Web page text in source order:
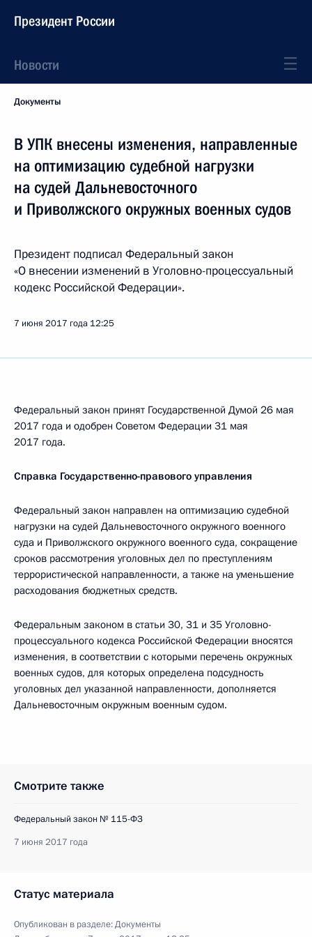
Президент России
Новости
Документы
В УПК внесены изменения, направленные
на оптимизацию судебной нагрузки
на судей Дальневосточного
и Приволжского окружных военных судов
Президент подписал Федеральный закон
«О внесении изменений в Уголовно-процессуальный
кодекс Российской Федерации».
7 июня 2017 года 12:25
Федеральный закон принят Государственной Думой 26 мая
2017 года и одобрен Советом Федерации 31 мая
2017 года.
Справка Государственно-правового управления
Федеральный закон направлен на оптимизацию судебной
нагрузки на судей Дальневосточного окружного военного
суда и Приволжского окружного военного суда, сокращение
сроков рассмотрения уголовных дел по преступлениям
террористической направленности, а также на уменьшение
расходования бюджетных средств.
Федеральным законом в статьи 30, 31 и 35 Уголовно-
процессуального кодекса Российской Федерации вносятся
изменения, в соответствии с которыми перечень окружных
военных судов, для которых определена подсудность
уголовных дел указанной направленности, дополняется
Дальневосточным окружным военным судом.
Смотрите также
Федеральный закон № 115-ФЗ
7 июня 2017 года
Статус материала
Опубликован в разделе:Документы